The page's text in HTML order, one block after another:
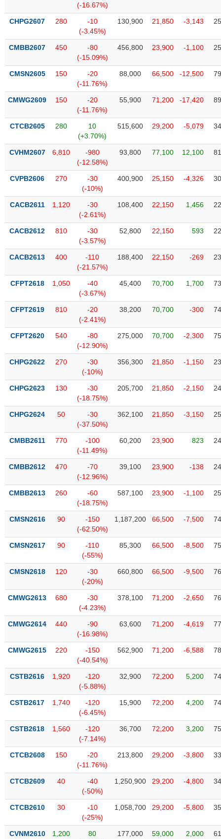
kỹ
Hồ
doanh
nghiệp
Tin
tức
kiện
liệu
Tâm
lý
trường
(-16.67%)
CHPG2607 280
-10
(-3.45%)
130,900 21,850 -3,143
CMBB2607 450
-80
(-15.09%)
456,800 23,900 -1,100
CMSN2605 150
-20
(-11.76%)
88,000 66,500 -12,500
CMWG2609 150
-20
(-11.76%)
55,900 71,200 -17,420
CTCB2605 280
10
(+3.70%)
515,600 29,200 -5,079
CVHM2607 6,810
-980
(-12.58%)
93,800 77,100 12,100
CVPB2606 270
-30
(-10%)
400,900 25,150 -4,326
CACB2611 1,120
-30
(-2.61%)
108,400 22,150 1,456
CACB2612 810
-30
(-3.57%)
52,800 22,150 593
CACB2613 400
-110
(-21.57%)
188,400 22,150 -269
CFPT2618 1,050
-40
(-3.67%)
45,400 70,700 1,700
CFPT2619 810
-20
(-2.41%)
38,200 70,700 -300
CFPT2620 540
-80
(-12.90%)
275,000 70,700 -2,300
CHPG2622 270
-30
(-10%)
356,300 21,850 -1,150
CHPG2623 130
-30
(-18.75%)
205,700 21,850 -2,150
CHPG2624 50
-30
(-37.50%)
362,100 21,850 -3,150
CMBB2611 770
-100
(-11.49%)
60,200 23,900 823
CMBB2612 470
-70
(-12.96%)
39,100 23,900 -138
CMBB2613 260
-60
(-18.75%)
587,100 23,900 -1,100
CMSN2616 90
-150
(-62.50%)
1,187,200 66,500 -7,500
CMSN2617 90
-110
(-55%)
85,300 66,500 -8,500
CMSN2618 120
-30
(-20%)
660,800 66,500 -9,500
CMWG2613 680
-30
(-4.23%)
378,100 71,200 -2,650
CMWG2614 440
-90
(-16.98%)
63,600 71,200 -4,619
CMWG2615 220
-150
(-40.54%)
562,900 71,200 -6,588
CSTB2616 1,920
-120
(-5.88%)
32,900 72,200 5,200
CSTB2617 1,740
-120
(-6.45%)
15,900 72,200 4,200
CSTB2618 1,560
-120
(-7.14%)
36,700 72,200 3,200
CTCB2608 150
-20
(-11.76%)
213,800 29,200 -3,800
CTCB2609 40
-40
(-50%)
1,250,900 29,200 -4,800
CTCB2610 30
-10
(-25%)
1,058,700 29,200 -5,800
CVNM2610 1,200
80
177,000 59,000 2,000
SECTOR
NĂNG
NGUYÊN
LIỆU
CÔNG
TIÊU
KHÔNG
YẾU
TIÊU
DÙNG
YẾU
CHĂM
SÓC
KHỎE
TÀI
CÔNG
THÔNG
VỤ
TRUYỀN
ÍCH
BẤT
ĐỘNG